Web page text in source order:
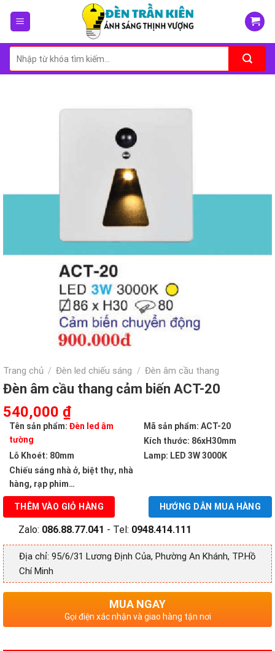
Tìm
kiếm:
Trang chủ / Đèn led chiếu sáng / Đèn âm cầu thang
Đèn âm cầu thang cảm biến ACT-20
Giá
gốc
là:
900,000 ₫.
540,000 ₫Giá
hiện
là:
540,000 ₫.
Tên sản phẩm: Đèn led âm
tường
Mã sản phẩm: ACT-20
Kích thước: 86xH30mm
Lỗ Khoét: 80mm
Lamp: LED 3W 3000K
Chiếu sáng nhà ở, biệt thự, nhà
hàng, rạp phim…
HƯỚNG DẪN MUA HÀNG
THÊM VÀO GIỎ HÀNG
Zalo: 086.88.77.041 - Tel: 0948.414.111
Địa chỉ: 95/6/31 Lương Định Của, Phường An Khánh, TP.Hồ
Chí Minh
MUA NGAY
Gọi điện xác nhận và giao hàng tận nơi